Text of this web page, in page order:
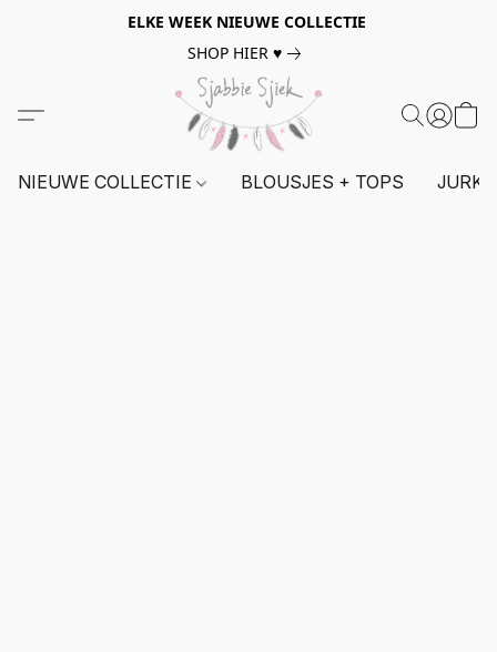
ELKE WEEK NIEUWE COLLECTIE
SHOP HIER ♥
NIEUWE COLLECTIE BLOUSJES + TOPS